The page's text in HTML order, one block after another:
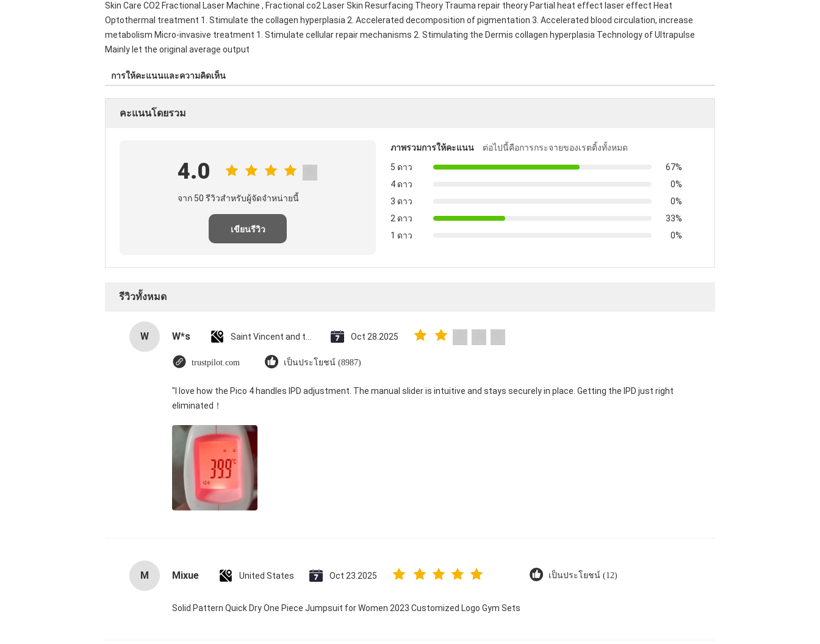
Skin Care CO2 Fractional Laser Machine , Fractional co2 Laser Skin Resurfacing Theory Trauma repair theory Partial heat effect laser effect Heat
Optothermal treatment 1. Stimulate the collagen hyperplasia 2. Accelerated decomposition of pigmentation 3. Accelerated blood circulation, increase
metabolism Micro-invasive treatment 1. Stimulate cellular repair mechanisms 2. Stimulating the Dermis collagen hyperplasia Technology of Ultrapulse
Mainly let the original average output
การให้คะแนนและความคิดเห็น
คะแนนโดยรวม
4.0
จาก 50 รีวิวสําหรับผู้จัดจําหน่ายนี้
เขียนรีวิว
ภาพรวมการให้คะแนน
ต่อไปนี้คือการกระจายของเรตติ้งทั้งหมด
5 ดาว
67%
4 ดาว
0%
3 ดาว
0%
2 ดาว
33%
1 ดาว
0%
รีวิวทั้งหมด
W W*s Oct 28.2025
trustpilot.com เป็นประโยชน์ (8987)
"I love how the Pico 4 handles IPD adjustment. The manual slider is intuitive and stays securely in place. Getting the IPD just right
eliminated！
M Mixue United States Oct 23.2025 เป็นประโยชน์ (12)
Solid Pattern Quick Dry One Piece Jumpsuit for Women 2023 Customized Logo Gym Sets